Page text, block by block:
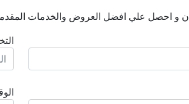
و احصل علي افضل العروض والخدمات